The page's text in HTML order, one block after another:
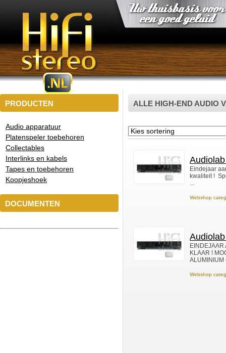
PRODUCTEN
Audio apparatuur
Platenspeler toebehoren
Collectables
Interlinks en kabels
Tapes en toebehoren
Koopjeshoek
DOCUMENTEN
ALLE HIGH-END AUDIO
Eindejaar
kwaliteit !
...
Webshop
EINDEJAAR
KLAAR !
ALUMINIUM
Webshop